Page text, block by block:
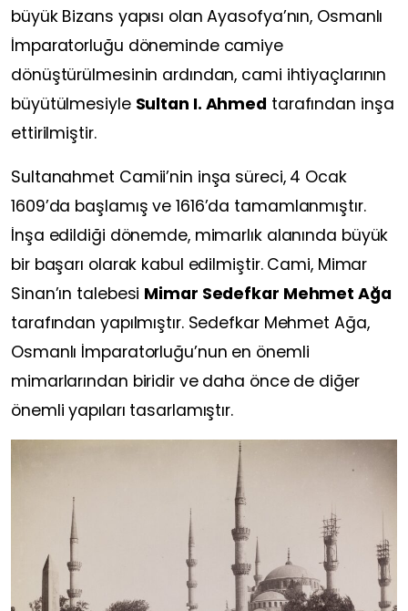
büyük Bizans yapısı olan Ayasofya’nın, Osmanlı
İmparatorluğu döneminde camiye
dönüştürülmesinin ardından, cami ihtiyaçlarının
büyütülmesiyle Sultan I. Ahmed tarafından inşa
ettirilmiştir.
Sultanahmet Camii’nin inşa süreci, 4 Ocak
1609’da başlamış ve 1616’da tamamlanmıştır.
İnşa edildiği dönemde, mimarlık alanında büyük
bir başarı olarak kabul edilmiştir. Cami, Mimar
Sinan’ın talebesi Mimar Sedefkar Mehmet Ağa
tarafından yapılmıştır. Sedefkar Mehmet Ağa,
Osmanlı İmparatorluğu’nun en önemli
mimarlarından biridir ve daha önce de diğer
önemli yapıları tasarlamıştır.